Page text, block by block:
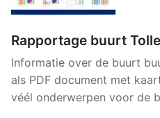
Rapportage buurt
Informatie over de buurt
als PDF document met
véél onderwerpen voor de